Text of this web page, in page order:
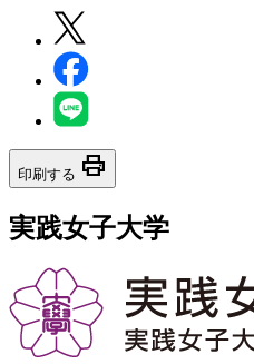
印刷する print
実践女子大学